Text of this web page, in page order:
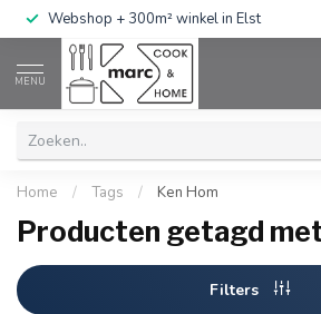
Webshop + 300m² winkel in Elst
MENU
Home / Tags / Ken Hom
Producten getagd
Filters